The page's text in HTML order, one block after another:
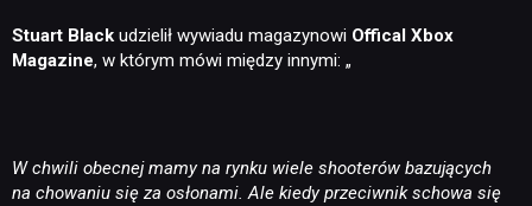
Stuart Black udzielił wywiadu magazynowi Offical Xbox
Magazine, w którym mówi między innymi: „
W chwili obecnej mamy na rynku wiele shooterów bazujących
na chowaniu się za osłonami. Ale kiedy przeciwnik schowa się